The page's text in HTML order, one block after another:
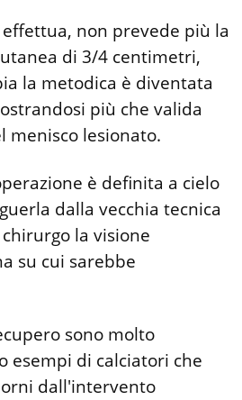
non prevede più la
di 3/4 centimetri,
la metodica è diventata
più che valida
menisco lesionato.
è definita a cielo
dalla vecchia tecnica
la visione
su cui sarebbe
sono molto
esempi di calciatori che
dall'intervento